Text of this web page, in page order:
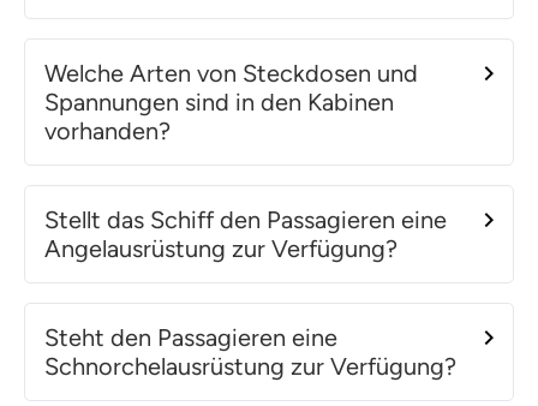
Welche Arten von Steckdosen und
Spannungen sind in den Kabinen
vorhanden?
Stellt das Schiff den Passagieren eine
Angelausrüstung zur Verfügung?
Steht den Passagieren eine
Schnorchelausrüstung zur Verfügung?